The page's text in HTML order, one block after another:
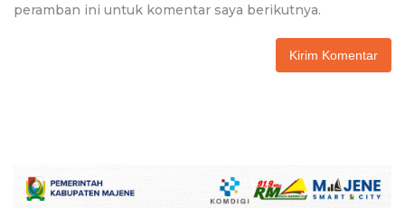
peramban ini untuk komentar saya berikutnya.